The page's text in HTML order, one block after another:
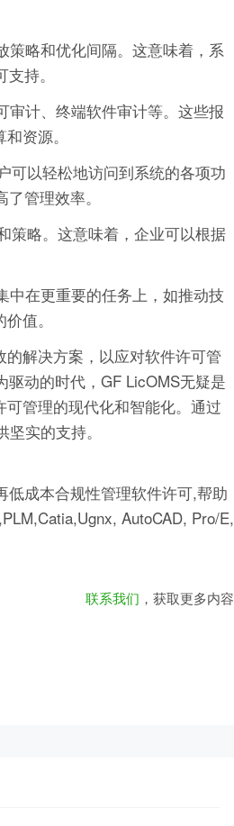
策略和优化间隔。这意味着，系
持。
审计、终端软件审计等。这些报
资源。
可以轻松地访问到系统的各项功
管理效率。
策略。这意味着，企业可以根据
中在更重要的任务上，如推动技
值。
解决方案，以应对软件许可管
动的时代，GF LicOMS无疑是
管理的现代化和智能化。通过
实的支持。
成本合规性管理软件许可,帮助
AutoCAD, Pro/E,
联系我们 ，获取更多内容